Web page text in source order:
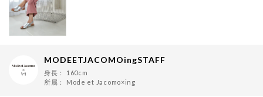
MODEETJACOMOingSTAFF
身長：
160cm
所属： Mode et Jacomo×ing